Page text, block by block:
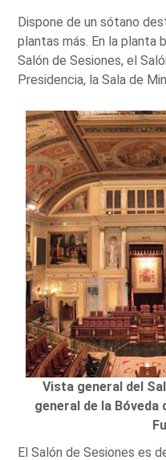
Dispone de un sótano
plantas más. En la planta
Salón de Sesiones, el
Presidencia, la Sala de
Vista general del
general de la Bóveda
El Salón de Sesiones es